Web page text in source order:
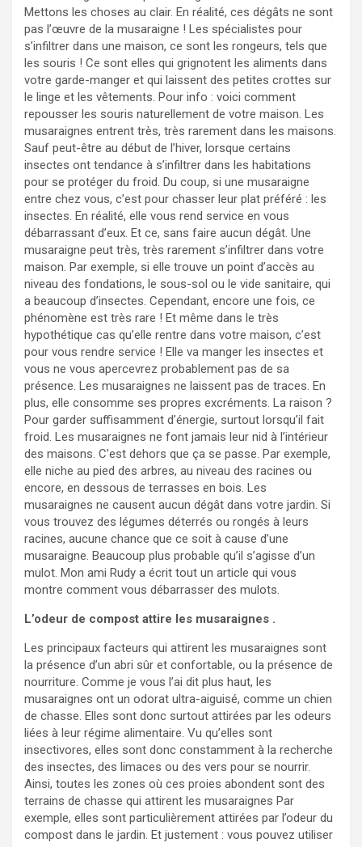
Mettons les choses au clair. En réalité, ces dégâts ne sont
pas l’œuvre de la musaraigne ! Les spécialistes pour
s’infiltrer dans une maison, ce sont les rongeurs, tels que
les souris ! Ce sont elles qui grignotent les aliments dans
votre garde-manger et qui laissent des petites crottes sur
le linge et les vêtements. Pour info : voici comment
repousser les souris naturellement de votre maison. Les
musaraignes entrent très, très rarement dans les maisons.
Sauf peut-être au début de l’hiver, lorsque certains
insectes ont tendance à s’infiltrer dans les habitations
pour se protéger du froid. Du coup, si une musaraigne
entre chez vous, c’est pour chasser leur plat préféré : les
insectes. En réalité, elle vous rend service en vous
débarrassant d’eux. Et ce, sans faire aucun dégât. Une
musaraigne peut très, très rarement s’infiltrer dans votre
maison. Par exemple, si elle trouve un point d’accès au
niveau des fondations, le sous-sol ou le vide sanitaire, qui
a beaucoup d’insectes. Cependant, encore une fois, ce
phénomène est très rare ! Et même dans le très
hypothétique cas qu’elle rentre dans votre maison, c’est
pour vous rendre service ! Elle va manger les insectes et
vous ne vous apercevrez probablement pas de sa
présence. Les musaraignes ne laissent pas de traces. En
plus, elle consomme ses propres excréments. La raison ?
Pour garder suffisamment d’énergie, surtout lorsqu’il fait
froid. Les musaraignes ne font jamais leur nid à l’intérieur
des maisons. C’est dehors que ça se passe. Par exemple,
elle niche au pied des arbres, au niveau des racines ou
encore, en dessous de terrasses en bois. Les
musaraignes ne causent aucun dégât dans votre jardin. Si
vous trouvez des légumes déterrés ou rongés à leurs
racines, aucune chance que ce soit à cause d’une
musaraigne. Beaucoup plus probable qu’il s’agisse d’un
mulot. Mon ami Rudy a écrit tout un article qui vous
montre comment vous débarrasser des mulots.
L’odeur de compost attire les musaraignes .
Les principaux facteurs qui attirent les musaraignes sont
la présence d’un abri sûr et confortable, ou la présence de
nourriture. Comme je vous l’ai dit plus haut, les
musaraignes ont un odorat ultra-aiguisé, comme un chien
de chasse. Elles sont donc surtout attirées par les odeurs
liées à leur régime alimentaire. Vu qu’elles sont
insectivores, elles sont donc constamment à la recherche
des insectes, des limaces ou des vers pour se nourrir.
Ainsi, toutes les zones où ces proies abondent sont des
terrains de chasse qui attirent les musaraignes Par
exemple, elles sont particulièrement attirées par l’odeur du
compost dans le jardin. Et justement : vous pouvez utiliser